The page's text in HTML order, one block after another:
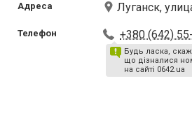
Адреса Луганск,
Телефон +380 (642)
Будь ласка,
що дізналися
на сайті 0642.ua